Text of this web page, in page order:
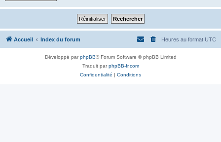
Accueil Index du forum Heures au format UTC
Développé parphpBB® Forum Software © phpBB Limited
Traduit parphpBB-fr.com
Confidentialité
Conditions